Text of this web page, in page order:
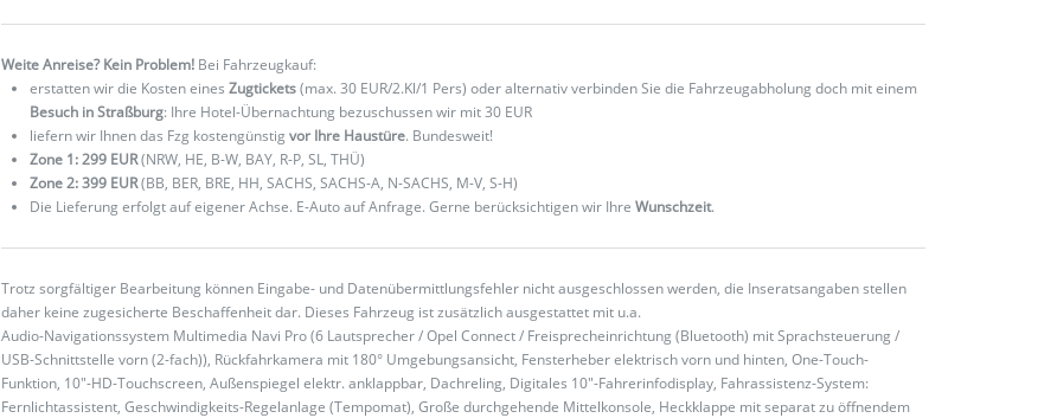
Weite Anreise? Kein Problem! Bei Fahrzeugkauf:
erstatten wir die Kosten einesZugtickets(max. 30 EUR/2.Kl/1 Pers) oder alternativ verbinden Sie die Fahrzeugabholung doch mit einem
Besuch in Straßburg: Ihre Hotel-Übernachtung bezuschussen wir mit 30 EUR
liefern wir Ihnen das Fzg kostengünstigvor Ihre Haustüre. Bundesweit!
Zone 1: 299 EUR(NRW, HE, B-W, BAY, R-P, SL, THÜ)
Zone 2: 399 EUR(BB, BER, BRE, HH, SACHS, SACHS-A, N-SACHS, M-V, S-H)
Die Lieferung erfolgt auf eigener Achse. E-Auto auf Anfrage. Gerne berücksichtigen wir IhreWunschzeit.
Trotz sorgfältiger Bearbeitung können Eingabe- und Datenübermittlungsfehler nicht ausgeschlossen werden, die Inseratsangaben stellen
daher keine zugesicherte Beschaffenheit dar. Dieses Fahrzeug ist zusätzlich ausgestattet mit u.a.
Audio-Navigationssystem Multimedia Navi Pro (6 Lautsprecher / Opel Connect / Freisprecheinrichtung (Bluetooth) mit Sprachsteuerung /
USB-Schnittstelle vorn (2-fach)), Rückfahrkamera mit 180° Umgebungsansicht, Fensterheber elektrisch vorn und hinten, One-Touch-
Funktion, 10"-HD-Touchscreen, Außenspiegel elektr. anklappbar, Dachreling, Digitales 10"-Fahrerinfodisplay, Fahrassistenz-System:
Fernlichtassistent, Geschwindigkeits-Regelanlage (Tempomat), Große durchgehende Mittelkonsole, Heckklappe mit separat zu öffnendem